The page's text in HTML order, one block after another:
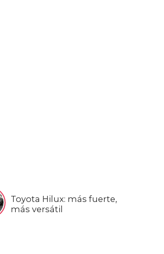
Toyota Hilux: más fuerte,
más versátil